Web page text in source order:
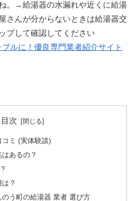
。→給湯器の水漏れや近くに給湯
さんが分からないときは給湯器交
プして確認してください
ブルに！優良専門業者紹介サイト
目次
ミ (実体験談)
あるの？
？
う町の給湯器 業者 選び方